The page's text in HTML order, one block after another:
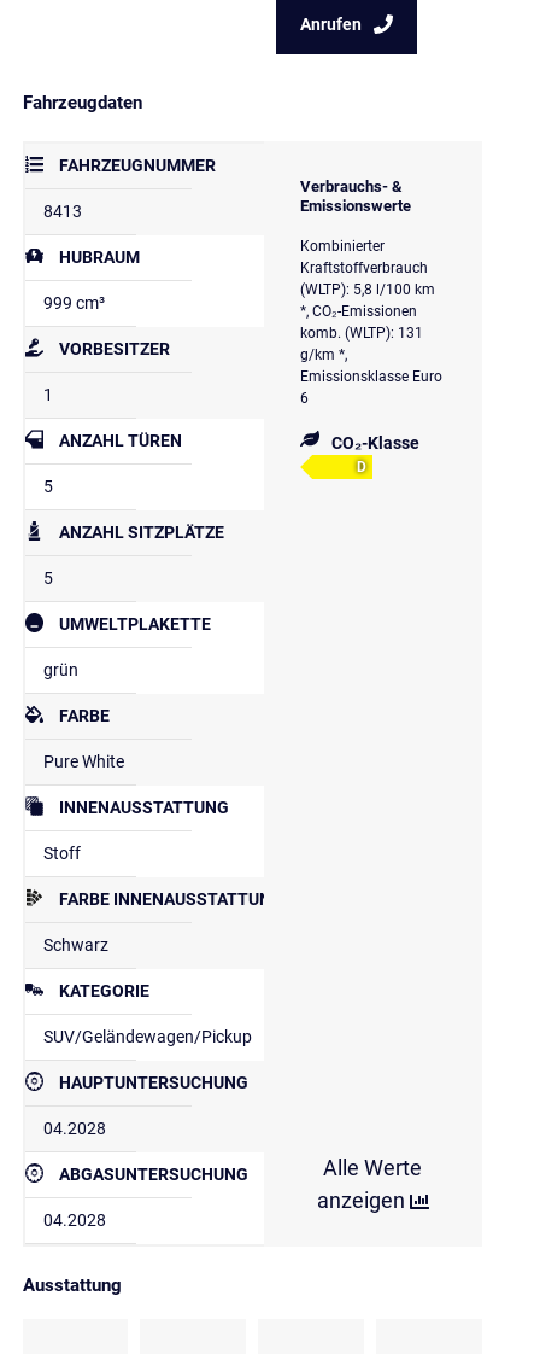
Anrufen
Fahrzeugdaten
FAHRZEUGNUMMER
8413
HUBRAUM
999 cm³
VORBESITZER
1
ANZAHL TÜREN
5
ANZAHL SITZPLÄTZE
5
UMWELTPLAKETTE
grün
FARBE
Pure White
INNENAUSSTATTUNG
Stoff
FARBE INNENAUSSTATTUNG
Schwarz
KATEGORIE
SUV/Geländewagen/Pickup
HAUPTUNTERSUCHUNG
04.2028
ABGASUNTERSUCHUNG
04.2028
Verbrauchs- &
Emissionswerte
Kombinierter
Kraftstoffverbrauch
(WLTP): 5,8 l/100 km
*, CO₂-Emissionen
komb. (WLTP): 131
g/km *,
Emissionsklasse Euro
6
CO₂-Klasse
D
Alle Werte
anzeigen
Ausstattung